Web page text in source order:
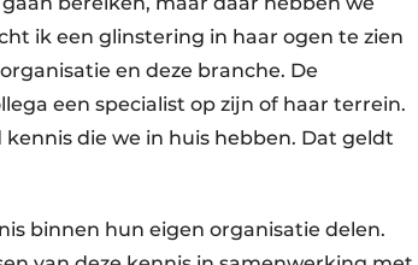
ik een glinstering in haar ogen te zien
en deze branche. De
een specialist op zijn of haar terrein.
die we in huis hebben. Dat geldt
binnen hun eigen organisatie delen.